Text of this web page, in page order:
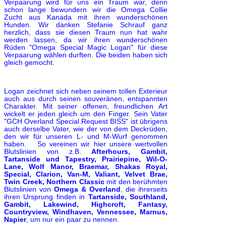
Verpaarung wird für uns ein Traum war, denn
schon lange bewundern wir die Omega Collie
Zucht aus Kanada mit ihren wunderschönen
Hunden. Wir danken Stefanie Schrauf ganz
herzlich, dass sie diesen Traum nun hat wahr
werden lassen, da wir ihren wunderschönen
Rüden "Omega Special Magic Logan" für diese
Verpaarung wählen durften. Die beiden haben sich
gleich gemocht.
Logan zeichnet sich neben seinem tollen Exterieur
auch aus durch seinen souveränen, entspannten
Charakter. Mit seiner offenen, freundlichen Art
wickelt er jeden gleich um den Finger. Sein Vater
"GCH Overland Special Request BISS" ist übrigens
auch derselbe Vater, wie der von dem Deckrüden,
den wir für unseren L- und M-Wurf genommen
haben. So vereinen wir hier unsere wertvollen
Blutslinien von z.B.Afterhours, Gambit,
Tartanside und Tapestry, Prairiepine, Wil-O-
Lane, Wolf Manor, Braemar, Shakas Royal,
Special, Clarion, Van-M, Valiant, Velvet Brae,
Twin Creek, Northern Classic mit den berühmten
Blutslinien von Omega & Overland , die ihrerseits
ihren Ursprung finden in Tartanside, Southland,
Gambit, Lakewind, Highcroft, Fantasy,
Countryview, Windhaven, Vennessee, Marnus,
Napier, um nur ein paar zu nennen.